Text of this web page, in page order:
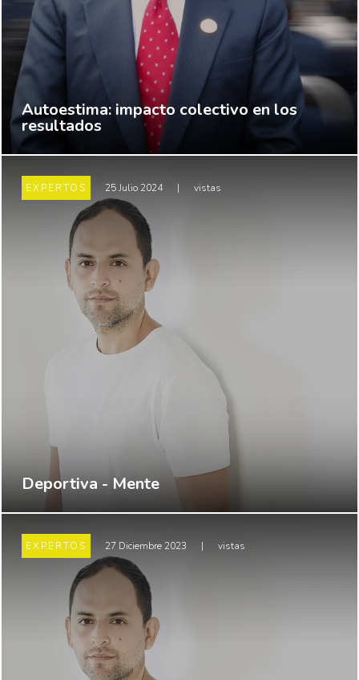
Autoestima: impacto colectivo en los
resultados
EXPERTOS 25 Julio 2024 | vistas
Deportiva - Mente
EXPERTOS 27 Diciembre 2023 | vistas